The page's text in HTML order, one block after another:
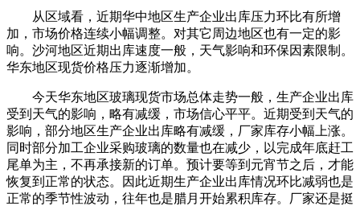
从区域看，近期华中地区生产企业出库压力环比有所增
加，市场价格连续小幅调整。对其它周边地区也有一定的影
响。沙河地区近期出库速度一般，天气影响和环保因素限制。
华东地区现货价格压力逐渐增加。
今天华东地区玻璃现货市场总体走势一般，生产企业出库
受到天气的影响，略有减缓，市场信心平平。近期受到天气的
影响，部分地区生产企业出库略有减缓，厂家库存小幅上涨。
同时部分加工企业采购玻璃的数量也在减少，以完成年底赶工
尾单为主，不再承接新的订单。预计要等到元宵节之后，才能
恢复到正常的状态。因此近期生产企业出库情况环比减弱也是
正常的季节性波动，往年也是腊月开始累积库存。厂家还是挺